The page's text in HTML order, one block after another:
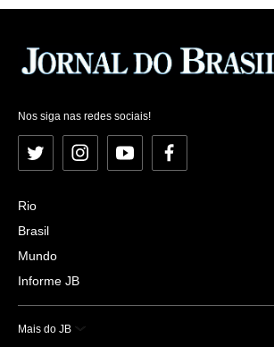
Nos siga nas redes sociais!
Twitter InstagramYouTubeFacebook
Rio
Brasil
Mundo
Informe JB
Mais do JB